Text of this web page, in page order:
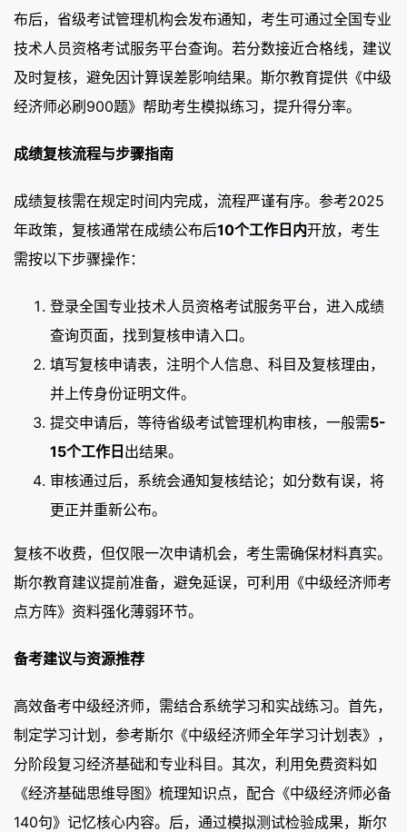
布后，省级考试管理机构会发布通知，考生可通过全国专业
技术人员资格考试服务平台查询。若分数接近合格线，建议
及时复核，避免因计算误差影响结果。斯尔教育提供《中级
经济师必刷900题》帮助考生模拟练习，提升得分率。
成绩复核流程与步骤指南
成绩复核需在规定时间内完成，流程严谨有序。参考2025
年政策，复核通常在成绩公布后10个工作日内开放，考生
需按以下步骤操作：
登录全国专业技术人员资格考试服务平台，进入成绩
查询页面，找到复核申请入口。
填写复核申请表，注明个人信息、科目及复核理由，
并上传身份证明文件。
提交申请后，等待省级考试管理机构审核，一般需5-
15个工作日出结果。
审核通过后，系统会通知复核结论；如分数有误，将
更正并重新公布。
复核不收费，但仅限一次申请机会，考生需确保材料真实。
斯尔教育建议提前准备，避免延误，可利用《中级经济师考
点方阵》资料强化薄弱环节。
备考建议与资源推荐
高效备考中级经济师，需结合系统学习和实战练习。首先，
制定学习计划，参考斯尔《中级经济师全年学习计划表》，
分阶段复习经济基础和专业科目。其次，利用免费资料如
《经济基础思维导图》梳理知识点，配合《中级经济师必备
140句》记忆核心内容。后，通过模拟测试检验成果，斯尔